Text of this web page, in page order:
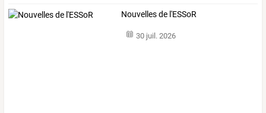
Nouvelles de l'ESSoR
30 juil. 2026